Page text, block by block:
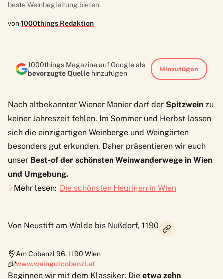
beste Weinbegleitung bieten.
von1000things Redaktion
1000things Magazine auf Google als
bevorzugte Quelle hinzufügen
Hinzufügen
Nach altbekannter Wiener Manier darf der Spitzwein zu
keiner Jahreszeit fehlen. Im Sommer und Herbst lassen
sich die einzigartigen Weinberge und Weingärten
besonders gut erkunden. Daher präsentieren wir euch
unser Best-of der schönsten Weinwanderwege in Wien
und Umgebung.
Mehr lesen: Die schönsten Heurigen in Wien
Von Neustift am Walde bis Nußdorf, 1190
Am Cobenzl 96,1190 Wien
www.weingutcobenzl.at
Beginnen wir mit dem Klassiker: Die etwa zehn